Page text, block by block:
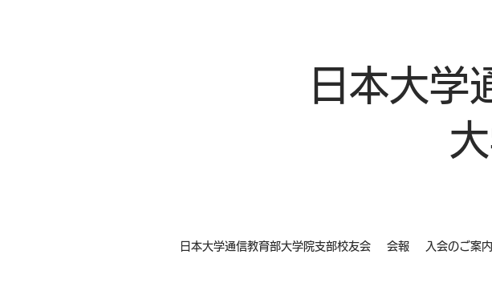
日本大学
日本大学通信教育部大学院支部校友会 会報 入会のご案内